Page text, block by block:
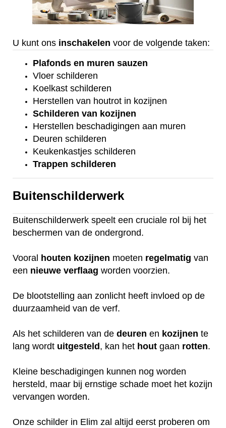
U kunt ons inschakelen voor de volgende taken:
Plafonds en muren sauzen
Vloer schilderen
Koelkast schilderen
Herstellen van houtrot in kozijnen
Schilderen van kozijnen
Herstellen beschadigingen aan muren
Deuren schilderen
Keukenkastjes schilderen
Trappen schilderen
Buitenschilderwerk
Buitenschilderwerk speelt een cruciale rol bij het
beschermen van de ondergrond.
Vooral houten kozijnen moeten regelmatig van
een nieuwe verflaag worden voorzien.
De blootstelling aan zonlicht heeft invloed op de
duurzaamheid van de verf.
Als het schilderen van de deuren en kozijnen te
lang wordt uitgesteld, kan het hout gaan rotten.
Kleine beschadigingen kunnen nog worden
hersteld, maar bij ernstige schade moet het kozijn
vervangen worden.
Onze schilder in Elim zal altijd eerst proberen om